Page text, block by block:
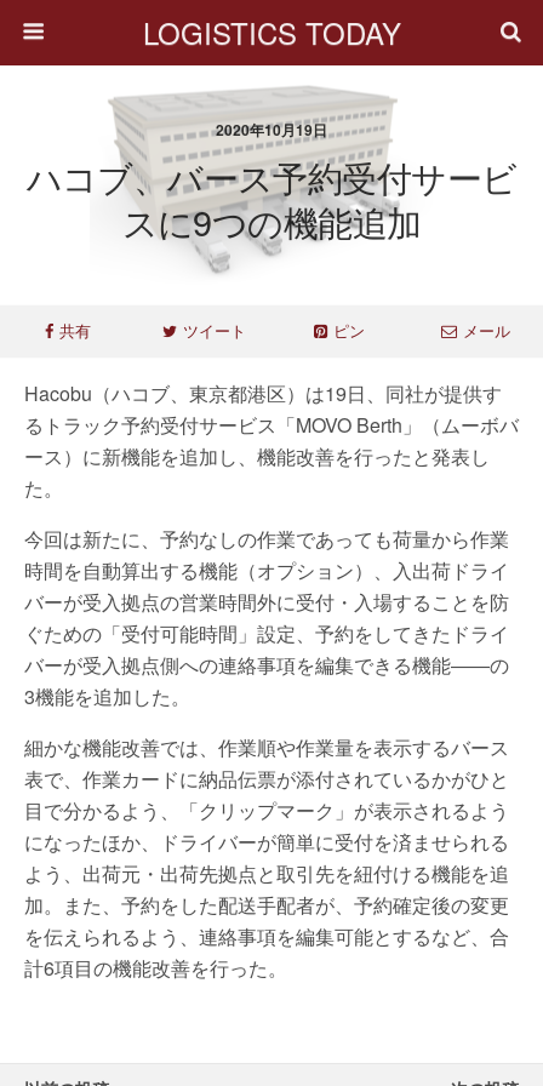
LOGISTICS TODAY
2020年10月19日
ハコブ、バース予約受付サービ
スに9つの機能追加
共有 ツイート ピン メール
Hacobu（ハコブ、東京都港区）は19日、同社が提供す
るトラック予約受付サービス「MOVO Berth」（ムーボバ
ース）に新機能を追加し、機能改善を行ったと発表し
た。
今回は新たに、予約なしの作業であっても荷量から作業
時間を自動算出する機能（オプション）、入出荷ドライ
バーが受入拠点の営業時間外に受付・入場することを防
ぐための「受付可能時間」設定、予約をしてきたドライ
バーが受入拠点側への連絡事項を編集できる機能――の
3機能を追加した。
細かな機能改善では、作業順や作業量を表示するバース
表で、作業カードに納品伝票が添付されているかがひと
目で分かるよう、「クリップマーク」が表示されるよう
になったほか、ドライバーが簡単に受付を済ませられる
よう、出荷元・出荷先拠点と取引先を紐付ける機能を追
加。また、予約をした配送手配者が、予約確定後の変更
を伝えられるよう、連絡事項を編集可能とするなど、合
計6項目の機能改善を行った。